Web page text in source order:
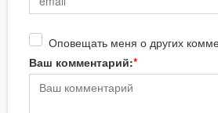
Оповещать меня о других
Ваш комментарий: